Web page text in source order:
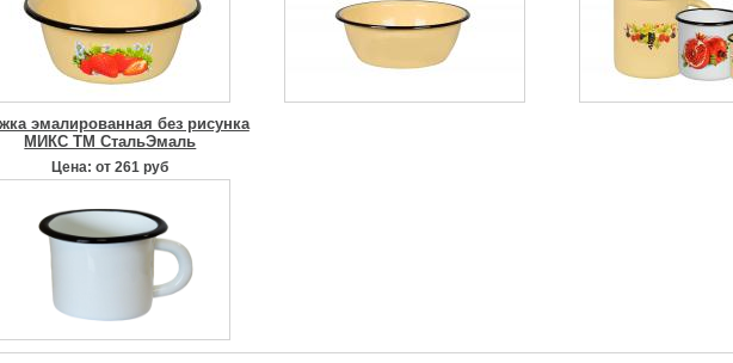
эмалированная без рисунка
МИКС ТМ СтальЭмаль
Цена: от 261 руб